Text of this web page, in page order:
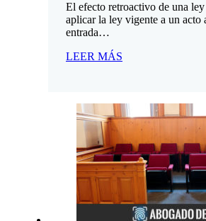
El efecto retroactivo de una ley
aplicar la ley vigente a un acto
entrada…
LEER MÁS